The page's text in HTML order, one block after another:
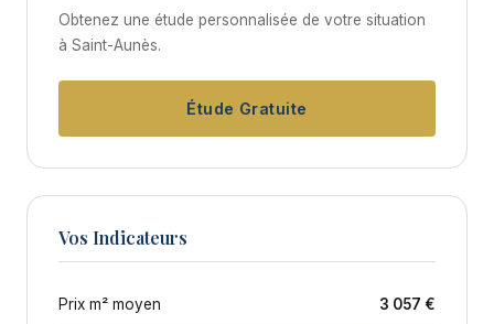
Obtenez une étude personnalisée de votre situation
à Saint-Aunès.
Étude Gratuite
Vos Indicateurs
Prix m² moyen 3 057 €